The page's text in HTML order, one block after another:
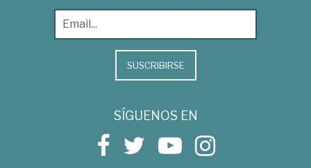
SUSCRIBIRSE
SÍGUENOS EN